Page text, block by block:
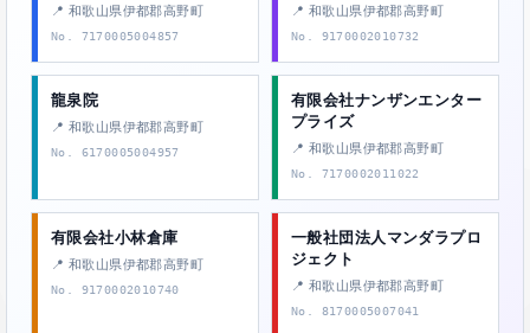
📍 和歌山県伊都郡高野町
No. 7170005004857
📍 和歌山県伊都郡高野町
No. 9170002010732
龍泉院
📍 和歌山県伊都郡高野町
No. 6170005004957
有限会社ナンザンエンター
プライズ
📍 和歌山県伊都郡高野町
No. 7170002011022
有限会社小林倉庫
📍 和歌山県伊都郡高野町
No. 9170002010740
一般社団法人マンダラプロ
ジェクト
📍 和歌山県伊都郡高野町
No. 8170005007041